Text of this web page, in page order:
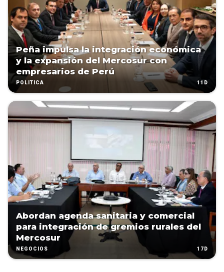
Peña impulsa la integración económica
y la expansión del Mercosur con
empresarios de Perú
POLÍTICA 11D
Abordan agenda sanitaria y comercial
para integración de gremios rurales del
Mercosur
NEGOCIOS 17D